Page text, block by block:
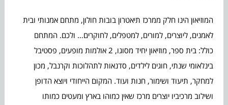
המוזיאון הינו חלק ממרכז תיאטרון בובות חולון, מתחם אמנותי ובית
לאמנים, ליוצרים, למורים, למטפלים, לחוקרים… ולכם. המתחם
כולל: בית ספר, מוזיאון יחיד מסוגו, 2 אולמות מופעים, פסטיבל
בינלאומי שנתי, חוגים לילדים, סדנאות לתהלוכות וקרנבל, מכון
למחקר, תיעוד ושימור, חנות ועוד. המקום הייחודי ויוצא הדופן
ושילוב מרכיביו יוצרים מרכז שאין כמוהו בארץ ומעטים כמותו